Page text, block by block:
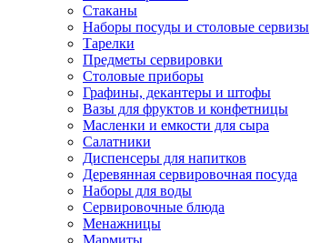
Стаканы
Наборы посуды и столовые сервизы
Тарелки
Предметы сервировки
Столовые приборы
Графины, декантеры и штофы
Вазы для фруктов и конфетницы
Масленки и емкости для сыра
Салатники
Диспенсеры для напитков
Деревянная сервировочная посуда
Наборы для воды
Сервировочные блюда
Менажницы
Мармиты